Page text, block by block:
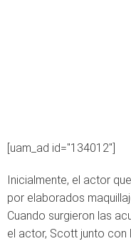
[uam_ad id="134012"]
Inicialmente, el actor
por elaborados
Cuando surgieron las
el actor, Scott junto